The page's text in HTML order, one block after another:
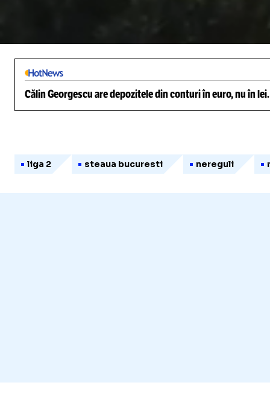
Călin Georgescu are depozitele din conturi în euro, nu în
liga 2 steaua bucuresti nereguli